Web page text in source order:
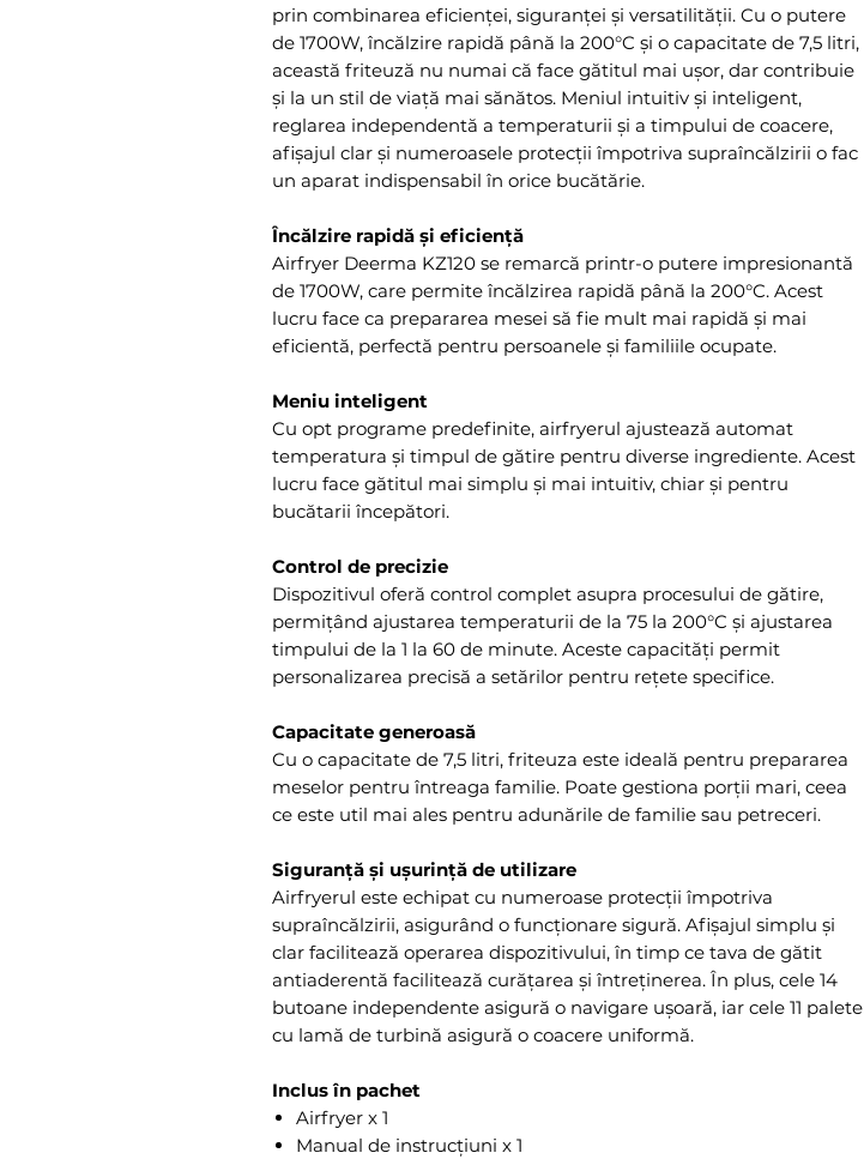
prin combinarea eficienței, siguranței și versatilității. Cu o putere
de 1700W, încălzire rapidă până la 200°C și o capacitate de 7,5 litri,
această friteuză nu numai că face gătitul mai ușor, dar contribuie
și la un stil de viață mai sănătos. Meniul intuitiv și inteligent,
reglarea independentă a temperaturii și a timpului de coacere,
afișajul clar și numeroasele protecții împotriva supraîncălzirii o fac
un aparat indispensabil în orice bucătărie.
Încălzire rapidă și eficiență
Airfryer Deerma KZ120 se remarcă printr-o putere impresionantă
de 1700W, care permite încălzirea rapidă până la 200°C. Acest
lucru face ca prepararea mesei să fie mult mai rapidă și mai
eficientă, perfectă pentru persoanele și familiile ocupate.
Meniu inteligent
Cu opt programe predefinite, airfryerul ajustează automat
temperatura și timpul de gătire pentru diverse ingrediente. Acest
lucru face gătitul mai simplu și mai intuitiv, chiar și pentru
bucătarii începători.
Control de precizie
Dispozitivul oferă control complet asupra procesului de gătire,
permițând ajustarea temperaturii de la 75 la 200°C și ajustarea
timpului de la 1 la 60 de minute. Aceste capacități permit
personalizarea precisă a setărilor pentru rețete specifice.
Capacitate generoasă
Cu o capacitate de 7,5 litri, friteuza este ideală pentru prepararea
meselor pentru întreaga familie. Poate gestiona porții mari, ceea
ce este util mai ales pentru adunările de familie sau petreceri.
Siguranță și ușurință de utilizare
Airfryerul este echipat cu numeroase protecții împotriva
supraîncălzirii, asigurând o funcționare sigură. Afișajul simplu și
clar facilitează operarea dispozitivului, în timp ce tava de gătit
antiaderentă facilitează curățarea și întreținerea. În plus, cele 14
butoane independente asigură o navigare ușoară, iar cele 11 palete
cu lamă de turbină asigură o coacere uniformă.
Inclus în pachet
Airfryer x 1
Manual de instrucțiuni x 1